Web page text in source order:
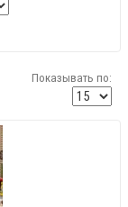
Показывать по: